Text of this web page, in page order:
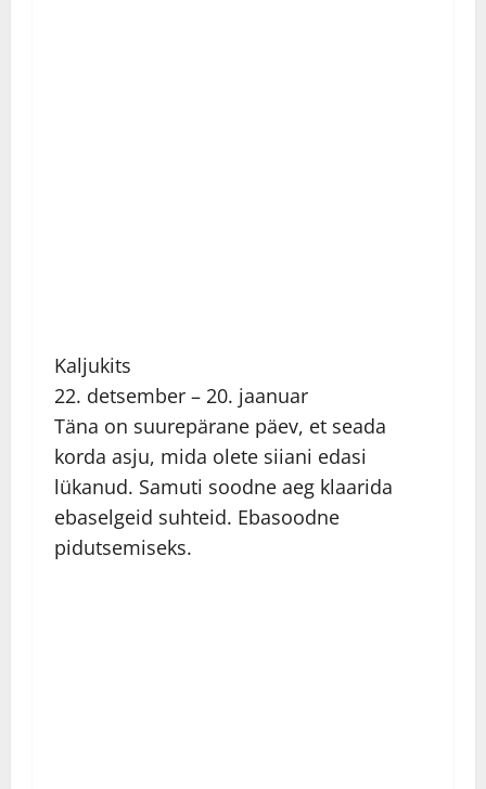
Kaljukits
22. detsember – 20. jaanuar
Täna on suurepärane päev, et seada
korda asju, mida olete siiani edasi
lükanud. Samuti soodne aeg klaarida
ebaselgeid suhteid. Ebasoodne
pidutsemiseks.